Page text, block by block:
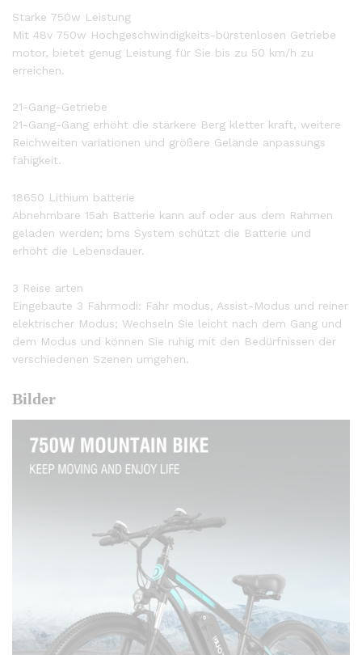
Starke 750w Leistung
Mit 48v 750w Hochgeschwindigkeits-bürstenlosen Getriebe
motor, bietet genug Leistung für Sie bis zu 50 km/h zu
erreichen.
21-Gang-Getriebe
21-Gang-Gang erhöht die stärkere Berg kletter kraft, weitere
Reichweiten variationen und größere Gelände anpassungs
fähigkeit.
18650 Lithium batterie
Abnehmbare 15ah Batterie kann auf oder aus dem Rahmen
geladen werden; bms System schützt die Batterie und
erhöht die Lebensdauer.
3 Reise arten
Eingebaute 3 Fahrmodi: Fahr modus, Assist-Modus und reiner
elektrischer Modus; Wechseln Sie leicht nach dem Gang und
dem Modus und können Sie ruhig mit den Bedürfnissen der
verschiedenen Szenen umgehen.
Bilder